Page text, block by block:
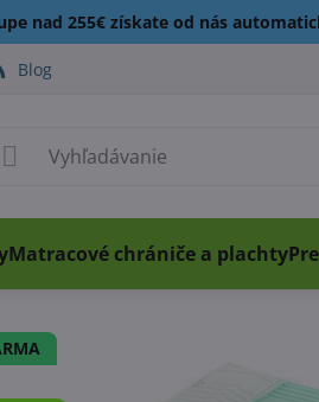
nad 255€ získate od nás
Blog
Matracové chrániče a plachty